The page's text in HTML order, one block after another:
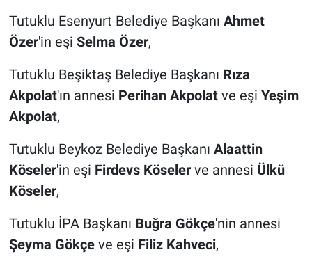
Tutuklu Esenyurt Belediye Başkanı Ahmet
Özer'in eşi Selma Özer,
Tutuklu Beşiktaş Belediye Başkanı Rıza
Akpolat'ın annesi Perihan Akpolatve eşi Yeşim
Akpolat,
Tutuklu Beykoz Belediye Başkanı Alaattin
Köseler'in eşi Firdevs Köselerve annesi Ülkü
Köseler,
Tutuklu İPA Başkanı Buğra Gökçe'nin annesi
Şeyma Gökçeve eşi Filiz Kahveci,
Yerel Gündem
Yerel Yaşam
Canlı Yayın